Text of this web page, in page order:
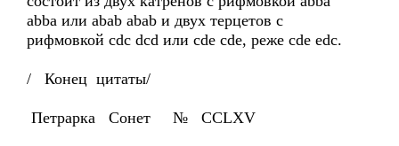
abba или abab abab и двух терцетов с
рифмовкой cdc dcd или cde cde, реже cde edc.
/ Конец цитаты/
Петрарка Сонет № CCLXV